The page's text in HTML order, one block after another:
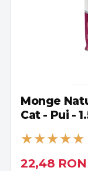
Monge
Cat - Pui -
22,48 RON